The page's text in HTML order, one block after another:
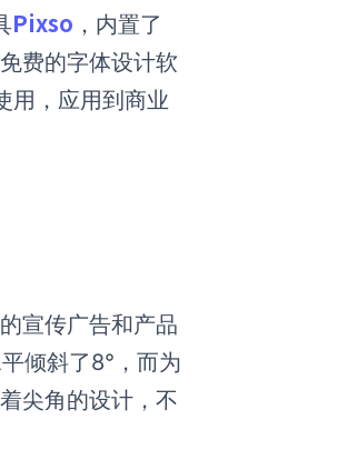
Pixso ，内置了
费的字体设计软
用，应用到商业
宣传广告和产品
倾斜了8°，而为
尖角的设计，不